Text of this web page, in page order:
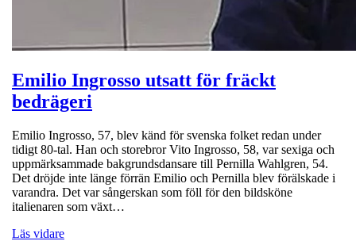
Emilio Ingrosso utsatt för fräckt
bedrägeri
Emilio Ingrosso, 57, blev känd för svenska folket redan under
tidigt 80-tal. Han och storebror Vito Ingrosso, 58, var sexiga och
uppmärksammade bakgrundsdansare till Pernilla Wahlgren, 54.
Det dröjde inte länge förrän Emilio och Pernilla blev förälskade i
varandra. Det var sångerskan som föll för den bildsköne
italienaren som växt…
Läs vidare